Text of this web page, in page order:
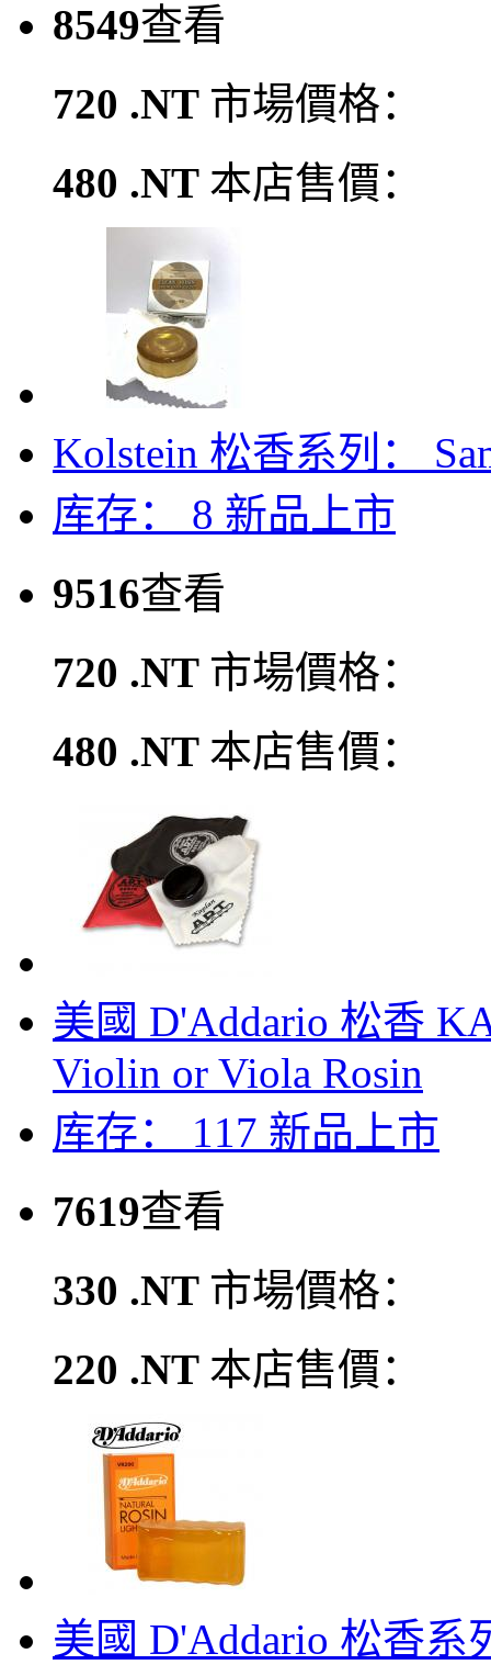
8549查看
720 .NT 市場價格：
480 .NT 本店售價：
Kolstein 松香系列：
库存： 8 新品上市
9516查看
720 .NT 市場價格：
480 .NT 本店售價：
美國 D'Addario 松香
Violin or Viola Rosin
库存： 117 新品上市
7619查看
330 .NT 市場價格：
220 .NT 本店售價：
美國 D'Addario 松香系